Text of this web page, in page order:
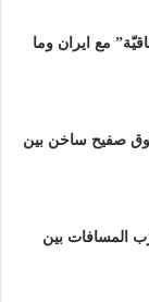
مع ايران وما
فوق صفيح ساخن بين
المسافات بين